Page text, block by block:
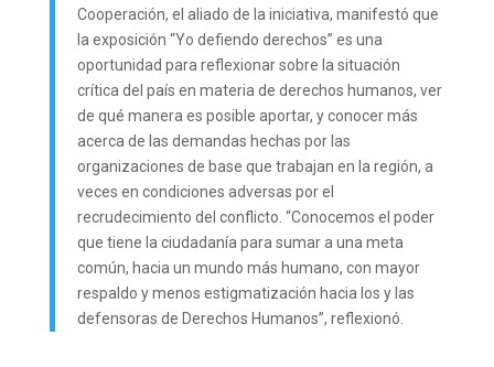
Cooperación, el aliado de la iniciativa, manifestó que
la exposición “Yo defiendo derechos” es una
oportunidad para reflexionar sobre la situación
crítica del país en materia de derechos humanos, ver
de qué manera es posible aportar, y conocer más
acerca de las demandas hechas por las
organizaciones de base que trabajan en la región, a
veces en condiciones adversas por el
recrudecimiento del conflicto. “Conocemos el poder
que tiene la ciudadanía para sumar a una meta
común, hacia un mundo más humano, con mayor
respaldo y menos estigmatización hacia los y las
defensoras de Derechos Humanos”, reflexionó.